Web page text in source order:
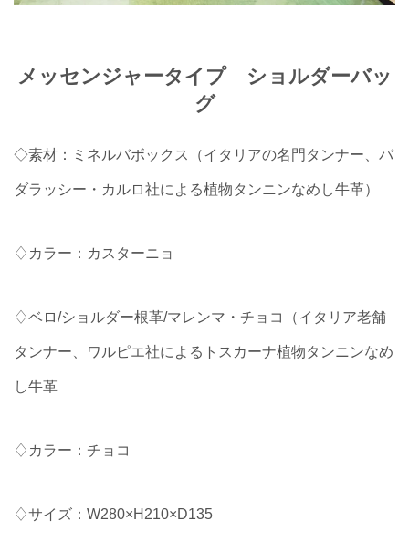
メッセンジャータイプ ショルダーバッ
グ
◇素材：ミネルバボックス（イタリアの名門タンナー、バ
ダラッシー・カルロ社による植物タンニンなめし牛革）
♢カラー：カスターニョ
♢ベロ/ショルダー根革/マレンマ・チョコ（イタリア老舗
タンナー、ワルピエ社によるトスカーナ植物タンニンなめ
し牛革
♢カラー：チョコ
♢サイズ：W280×H210×D135